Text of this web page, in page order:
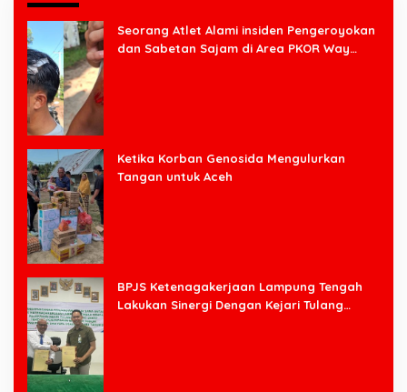
Seorang Atlet Alami insiden Pengeroyokan
dan Sabetan Sajam di Area PKOR Way
Ketika Korban Genosida Mengulurkan
Tangan untuk Aceh
BPJS Ketenagakerjaan Lampung Tengah
Lakukan Sinergi Dengan Kejari Tulang